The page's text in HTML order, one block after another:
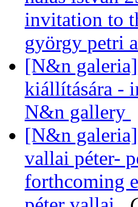
invitation to
györgy petri
[N&n
kiállítására -
N&n gallery
[N&n
vallai péter-
forthcoming